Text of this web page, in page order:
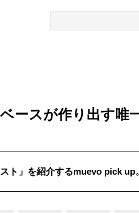
ンガー #HR/HM #女性シンガ
ースが作り出す唯
スト」を紹介するmuevo pick up